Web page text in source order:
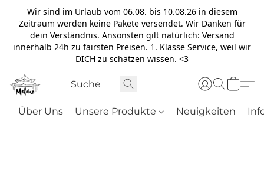
Wir sind im Urlaub vom 06.08. bis 10.08.26 in diesem
Zeitraum werden keine Pakete versendet. Wir Danken für
dein Verständnis. Ansonsten gilt natürlich: Versand
innerhalb 24h zu fairsten Preisen. 1. Klasse Service, weil wir
DICH zu schätzen wissen. <3
Über Uns Unsere Produkte Neuigkeiten